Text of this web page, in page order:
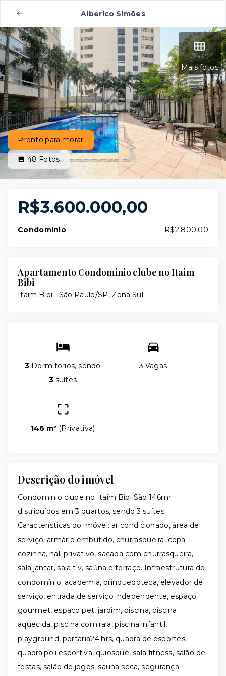
Alberico Simões
Mais fotos
Pronto para morar
48 Fotos
R$3.600.000,00
Condomínio R$2.800,00
Apartamento Condominio clube no Itaim
Bibi
Itaim Bibi - São Paulo/SP, Zona Sul
3 Dormitórios, sendo
3suítes
3 Vagas
146 m² (Privativa)
Descrição do imóvel
Condominio clube no Itaim Bibi São 146m²
distribuídos em 3 quartos, sendo 3 suítes.
Características do imóvel: ar condicionado, área de
serviço, armário embutido, churrasqueira, copa
cozinha, hall privativo, sacada com churrasqueira,
sala jantar, sala t v, saúna e terraço. Infraestrutura do
condomínio: academia, brinquedoteca, elevador de
serviço, entrada de serviço independente, espaço
gourmet, espaco pet, jardim, piscina, piscina
aquecida, piscina com raia, piscina infantil,
playground, portaria24 hrs, quadra de esportes,
quadra poli esportiva, quiosque, sala fitness, salão de
festas, salão de jogos, sauna seca, segurança